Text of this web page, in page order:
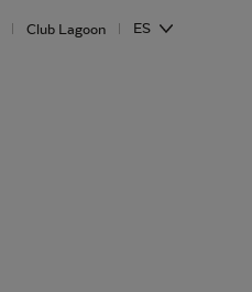
Club Lagoon ES